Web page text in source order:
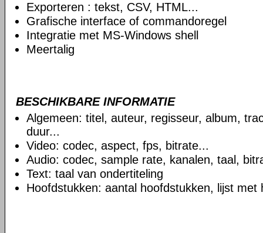
Exporteren : tekst, CSV, HTML...
Grafische interface of commandoregel
Integratie met MS-Windows shell
Meertalig
BESCHIKBARE INFORMATIE
Algemeen: titel, auteur, regisseur, album,
duur...
Video: codec, aspect, fps, bitrate...
Audio: codec, sample rate, kanalen, taal,
Text: taal van ondertiteling
Hoofdstukken: aantal hoofdstukken, lijst met